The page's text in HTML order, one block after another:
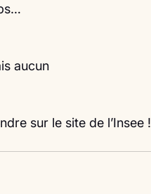
aucun
sur le site de l’Insee !